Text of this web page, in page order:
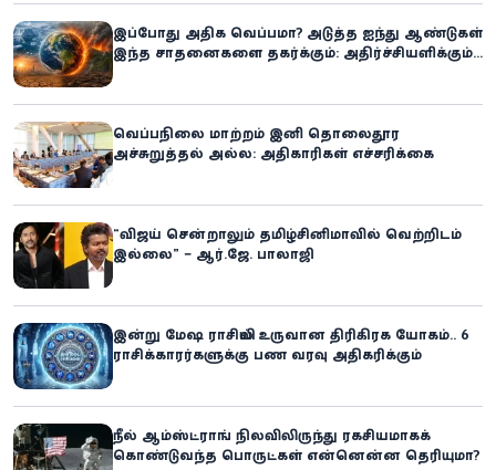
இப்போது அதிக வெப்பமா? அடுத்த ஐந்து ஆண்டுகள்
இந்த சாதனைகளை தகர்க்கும்: அதிர்ச்சியளிக்கும்
வெப்பநிலை மாற்றம் இனி தொலைதூர
அச்சுறுத்தல் அல்ல: அதிகாரிகள் எச்சரிக்கை
“விஜய் சென்றாலும் தமிழ்சினிமாவில் வெற்றிடம்
இல்லை” – ஆர்.ஜே. பாலாஜி
இன்று மேஷ ராசியில் உருவான திரிகிரக யோகம்.. 6
ராசிக்காரர்களுக்கு பண வரவு அதிகரிக்கும்
நீல் ஆம்ஸ்ட்ராங் நிலவிலிருந்து ரகசியமாகக்
கொண்டுவந்த பொருட்கள் என்னென்ன தெரியுமா?